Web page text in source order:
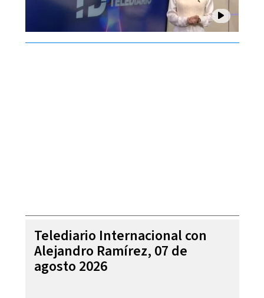
Telediario Internacional con
Alejandro Ramírez, 07 de
agosto 2026